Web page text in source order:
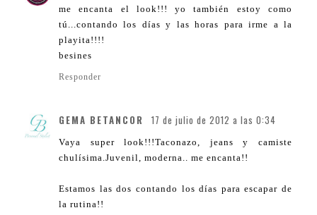
me encanta el look!!! yo también estoy como
tú...contando los días y las horas para irme a la
playita!!!!
besines
Responder
GEMA BETANCOR 17 de julio de 2012 a las 0:34
Vaya super look!!!Taconazo, jeans y camiste
chulísima.Juvenil, moderna.. me encanta!!
Estamos las dos contando los días para escapar de
la rutina!!